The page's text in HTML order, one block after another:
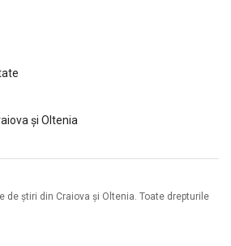
și Oltenia
de știri din Craiova și Oltenia. Toate drepturile